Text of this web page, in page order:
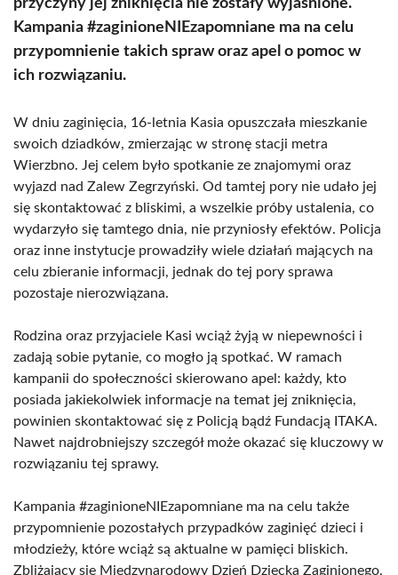
przyczyny jej zniknięcia nie zostały wyjaśnione.
Kampania #zaginioneNIEzapomniane ma na celu
przypomnienie takich spraw oraz apel o pomoc w
ich rozwiązaniu.
W dniu zaginięcia, 16-letnia Kasia opuszczała mieszkanie
swoich dziadków, zmierzając w stronę stacji metra
Wierzbno. Jej celem było spotkanie ze znajomymi oraz
wyjazd nad Zalew Zegrzyński. Od tamtej pory nie udało jej
się skontaktować z bliskimi, a wszelkie próby ustalenia, co
wydarzyło się tamtego dnia, nie przyniosły efektów. Policja
oraz inne instytucje prowadziły wiele działań mających na
celu zbieranie informacji, jednak do tej pory sprawa
pozostaje nierozwiązana.
Rodzina oraz przyjaciele Kasi wciąż żyją w niepewności i
zadają sobie pytanie, co mogło ją spotkać. W ramach
kampanii do społeczności skierowano apel: każdy, kto
posiada jakiekolwiek informacje na temat jej zniknięcia,
powinien skontaktować się z Policją bądź Fundacją ITAKA.
Nawet najdrobniejszy szczegół może okazać się kluczowy w
rozwiązaniu tej sprawy.
Kampania #zaginioneNIEzapomniane ma na celu także
przypomnienie pozostałych przypadków zaginięć dzieci i
młodzieży, które wciąż są aktualne w pamięci bliskich.
Zbliżający się Międzynarodowy Dzień Dziecka Zaginionego,